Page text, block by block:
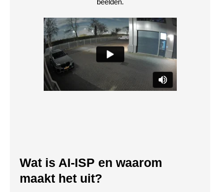
Wat is AI-ISP en waarom
maakt het uit?